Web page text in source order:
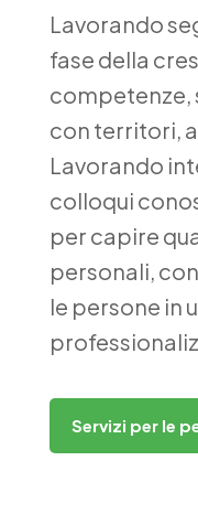
Lavorando
fase della
competenze,
con territori,
Lavorando
colloqui
per capire
personali,
le persone in
Servizi per le